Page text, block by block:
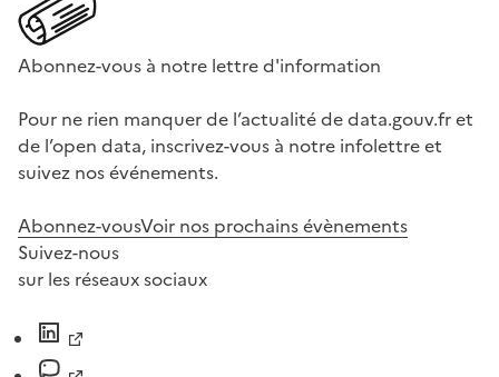
Abonnez-vous à notre lettre d'information
Pour ne rien manquer de l’actualité de data.gouv.fr et
de l’open data, inscrivez-vous à notre infolettre et
suivez nos événements.
Abonnez-vousVoir nos prochains évènements
Suivez-nous
sur les réseaux sociaux